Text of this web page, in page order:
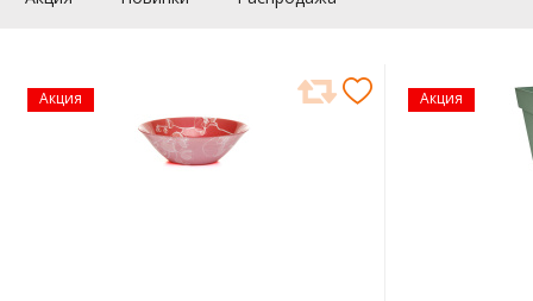
Акция Акция